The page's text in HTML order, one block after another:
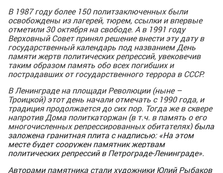
В 1987 году более 150 политзаключенных были
освобождены из лагерей, тюрем, ссылки и впервые
отметили 30 октября на свободе. А в 1991 году
Верховный Совет принял решение внести эту дату в
государственный календарь под названием День
памяти жертв политических репрессий, увековечив
таким образом память обо всех погибших и
пострадавших от государственного террора в СССР.
В Ленинграде на площади Революции (ныне –
Троицкой) этот день начали отмечать с 1990 года, и
традиция продолжается до сих пор. Тогда же в сквере
напротив Дома политкаторжан (в т.ч. в память о его
многочисленных репрессированных обитателях)была
заложена гранитная плита с надписью: «На этом
месте будет сооружен памятник жертвам
политических репрессий в Петрограде-Ленинграде».
Авторами памятника стали художники Юлий Рыбаков